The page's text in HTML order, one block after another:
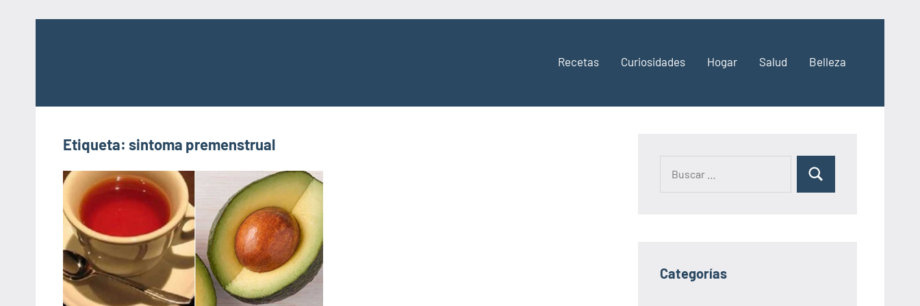
Recetas Curiosidades Hogar Salud Belleza
Etiqueta: sintoma premenstrual
Categorías